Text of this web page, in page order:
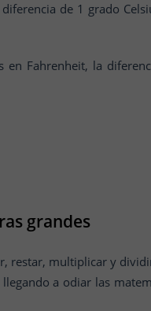
de 1 grado
Fahrenheit, la
grandes
restar, multiplicar y
llegando a odiar las